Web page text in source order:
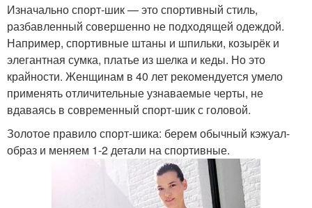
Изначально спорт-шик — это спортивный стиль,
разбавленный совершенно не подходящей одеждой.
Например, спортивные штаны и шпильки, козырёк и
элегантная сумка, платье из шелка и кеды. Но это
крайности. Женщинам в 40 лет рекомендуется умело
применять отличительные узнаваемые черты, не
вдаваясь в современный спорт-шик с головой.
Золотое правило спорт-шика: берем обычный кэжуал-
образ и меняем 1-2 детали на спортивные.